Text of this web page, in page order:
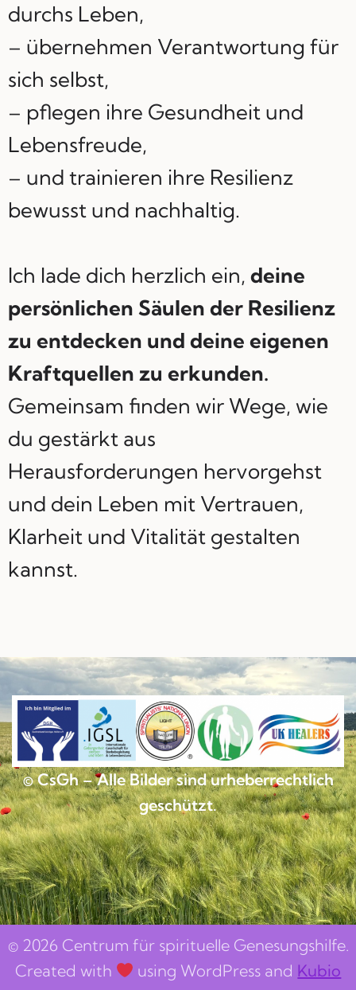
durchs Leben,
– übernehmen Verantwortung für
sich selbst,
– pflegen ihre Gesundheit und
Lebensfreude,
– und trainieren ihre Resilienz
bewusst und nachhaltig.
Ich lade dich herzlich ein, deine
persönlichen Säulen der Resilienz
zu entdecken und deine eigenen
Kraftquellen zu erkunden.
Gemeinsam finden wir Wege, wie
du gestärkt aus
Herausforderungen hervorgehst
und dein Leben mit Vertrauen,
Klarheit und Vitalität gestalten
kannst.
© CsGh – Alle Bilder sind urheberrechtlich
geschützt.
© 2026 Centrum für spirituelle Genesungshilfe.
Created with
using WordPress and Kubio